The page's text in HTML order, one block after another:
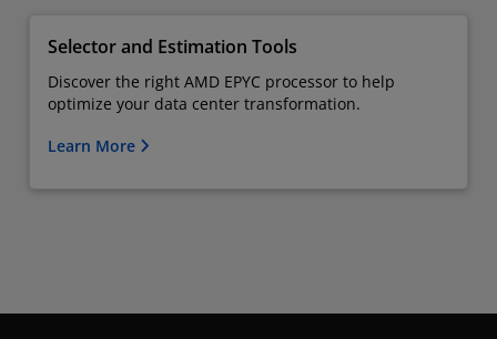
Selector and Estimation Tools
Discover the right AMD EPYC processor to help
optimize your data center transformation.
Learn More